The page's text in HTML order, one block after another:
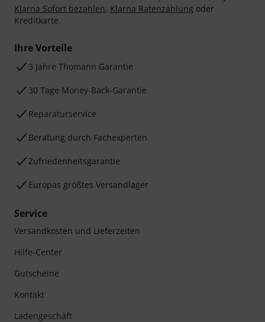
Klarna Sofort bezahlen, Klarna Ratenzahlung oder
Kreditkarte.
Ihre Vorteile
3 Jahre Thomann Garantie
30 Tage Money-Back-Garantie
Reparaturservice
Beratung durch Fachexperten
Zufriedenheitsgarantie
Europas größtes Versandlager
Service
Versandkosten und Lieferzeiten
Hilfe-Center
Gutscheine
Kontakt
Ladengeschäft